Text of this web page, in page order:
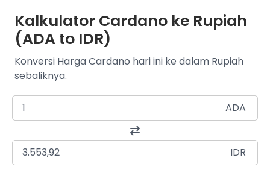
Kalkulator Cardano ke Rupiah
(ADA to IDR)
Konversi Harga Cardano hari ini ke dalam Rupiah
sebaliknya.
ADA
IDR